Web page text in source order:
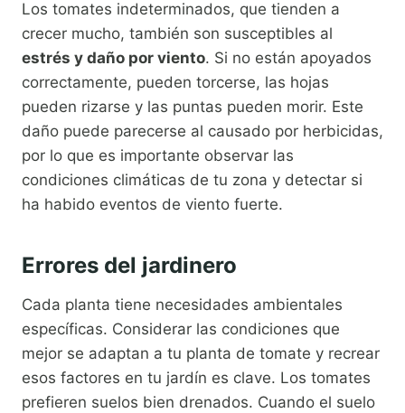
Los tomates indeterminados, que tienden a
crecer mucho, también son susceptibles al
estrés y daño por viento. Si no están apoyados
correctamente, pueden torcerse, las hojas
pueden rizarse y las puntas pueden morir. Este
daño puede parecerse al causado por herbicidas,
por lo que es importante observar las
condiciones climáticas de tu zona y detectar si
ha habido eventos de viento fuerte.
Errores del jardinero
Cada planta tiene necesidades ambientales
específicas. Considerar las condiciones que
mejor se adaptan a tu planta de tomate y recrear
esos factores en tu jardín es clave. Los tomates
prefieren suelos bien drenados. Cuando el suelo